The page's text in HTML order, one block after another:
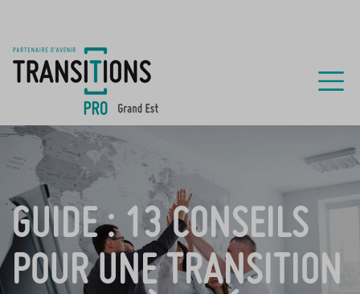
GUIDE : 13 CONSEILS
POUR UNE TRANSITION